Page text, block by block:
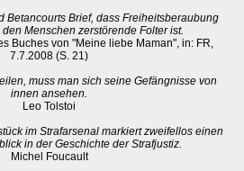
Betancourts Brief, dass Freiheitsberaubung
Menschen zerstörende Folter ist.
Buches von "Meine liebe Maman", in: FR,
7.7.2008 (S. 21)
muss man sich seine Gefängnisse von
innen ansehen.
Leo Tolstoi
im Strafarsenal markiert zweifellos einen
in der Geschichte der Strafjustiz.
Michel Foucault